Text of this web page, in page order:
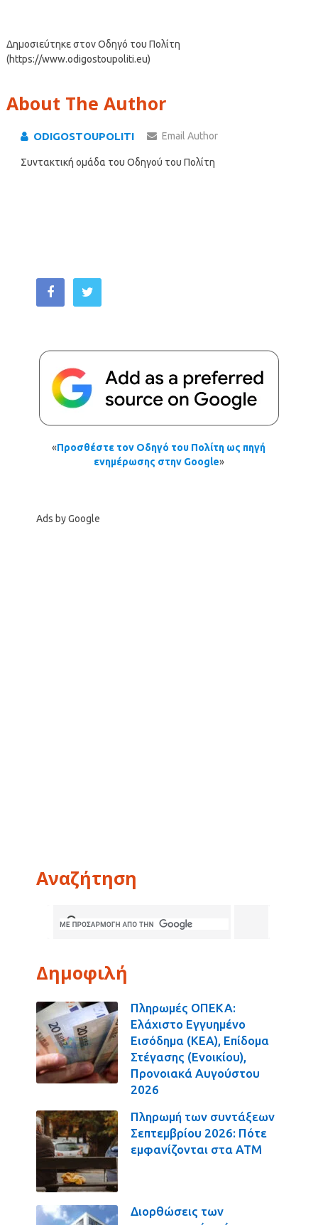
Δημοσιεύτηκε στον Οδηγό του Πολίτη
(https://www.odigostoupoliti.eu)
About The Author
ODIGOSTOUPOLITI Email Author
Συντακτική ομάδα του Οδηγού του Πολίτη
«Προσθέστε τον Οδηγό του Πολίτη ως πηγή
ενημέρωσης στην Google»
Ads by Google
Αναζήτηση
Δημοφιλή
Πληρωμές ΟΠΕΚΑ:
Ελάχιστο Εγγυημένο
Εισόδημα (ΚΕΑ), Επίδομα
Στέγασης (Ενοικίου),
Προνοιακά Αυγούστου
2026
Πληρωμή των συντάξεων
Σεπτεμβρίου 2026: Πότε
εμφανίζονται στα ΑΤΜ
Διορθώσεις των